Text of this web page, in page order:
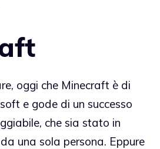
oggi che Minecraft è di
e gode di un successo
che sia stato in
una sola persona. Eppure